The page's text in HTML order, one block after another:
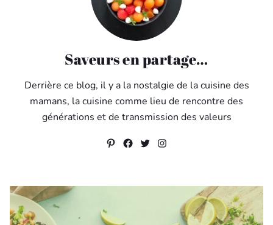
Saveurs en partage…
Derrière ce blog, il y a la nostalgie de la cuisine des
mamans, la cuisine comme lieu de rencontre des
générations et de transmission des valeurs
Pinterest
Facebook
Twitter
Instagram